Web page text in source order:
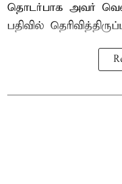
தொடர்பாக அவர்
பதிவில்